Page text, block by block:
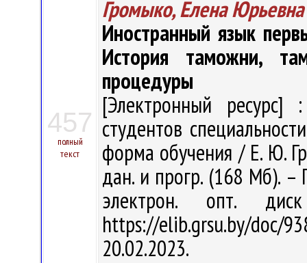
457
полный
текст
Громыко, Елена Юрьевна
Иностранный язык
История таможни,
процедуры
[Электронный ресурс]
студентов
форма обучения / Е. Ю.
дан. и прогр. (168 Мб). –
электрон. опт.
https://elib.grsu.by/
20.02.2023.